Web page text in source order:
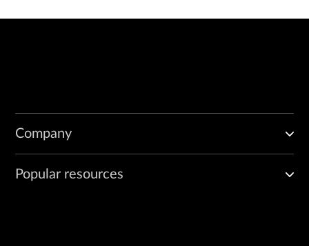
Company
Popular resources